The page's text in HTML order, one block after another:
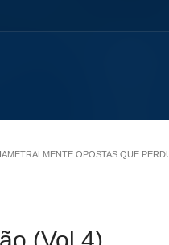
OPOSTAS QUE